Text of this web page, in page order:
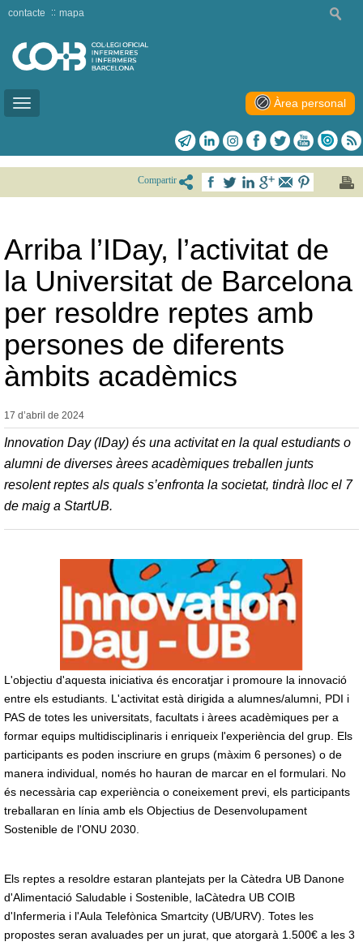
Toggle
contacte mapa
Àrea personal
Compartir
Arriba l’IDay, l’activitat de
la Universitat de Barcelona
per resoldre reptes amb
persones de diferents
àmbits acadèmics
17 d’abril de 2024
Innovation Day (IDay) és una activitat en la qual estudiants o
alumni de diverses àrees acadèmiques treballen junts
resolent reptes als quals s’enfronta la societat, tindrà lloc el 7
de maig a StartUB.
L'objectiu d'aquesta iniciativa és encoratjar i promoure la innovació
entre els estudiants. L'activitat està dirigida a alumnes/alumni, PDI i
PAS de totes les universitats, facultats i àrees acadèmiques per a
formar equips multidisciplinaris i enriqueix l'experiència del grup. Els
participants es poden inscriure en grups (màxim 6 persones) o de
manera individual, només ho hauran de marcar en el formulari. No
és necessària cap experiència o coneixement previ, els participants
treballaran en línia amb els Objectius de Desenvolupament
Sostenible de l'ONU 2030.
Els reptes a resoldre estaran plantejats per la Càtedra UB Danone
d'Alimentació Saludable i Sostenible, laCàtedra UB COIB
d'Infermeria i l'Aula Telefònica Smartcity (UB/URV). Totes les
propostes seran avaluades per un jurat, que atorgarà 1.500€ a les 3